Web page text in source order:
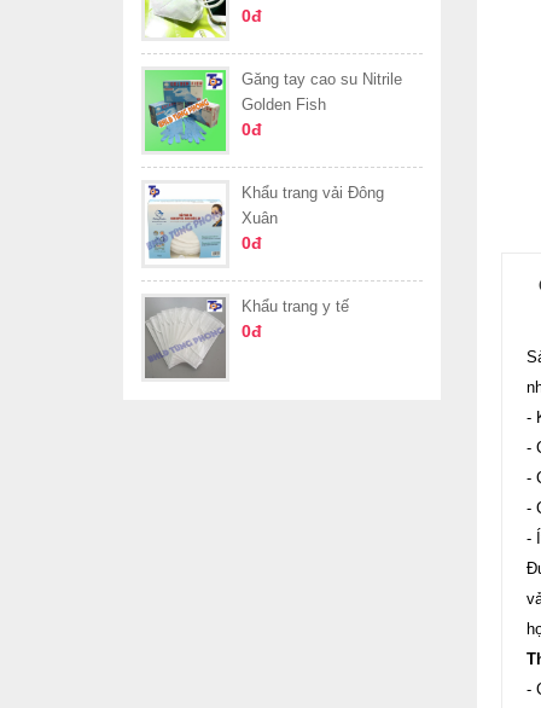
0đ
Găng tay cao su Nitrile
Golden Fish
0đ
Khẩu trang vải Đông
Xuân
0đ
Khẩu trang y tế
0đ
-
-
-
-
-
-